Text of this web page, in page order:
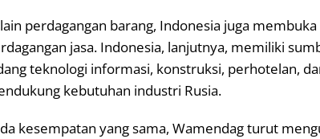
perdagangan barang, Indonesia juga
jasa. Indonesia, lanjutnya, memiliki
teknologi informasi, konstruksi, perhotelan,
kebutuhan industri Rusia.
kesempatan yang sama, Wamendag turut